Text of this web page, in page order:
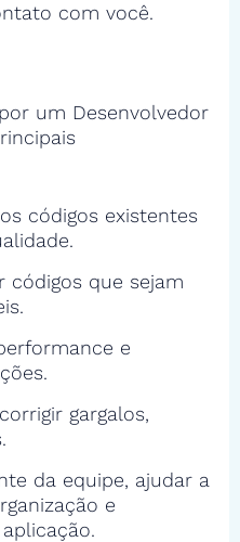
com você.
um Desenvolvedor
códigos existentes
códigos que sejam
e
gargalos,
da equipe, ajudar a
e